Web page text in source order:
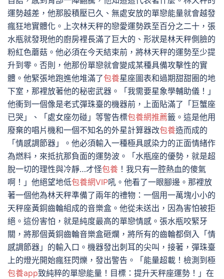
運勢越差，他那股積壓已久、無處安放的單戀能量就會越發
瘋狂地實體化。上次林天秤的戀愛運勢跌至百分之二十，張
水瓶就發現他的廚房裡長滿了巨大的、形狀是林天秤側臉的
粉紅色蘑菇。他必須在今天結束前，將林天秤的運勢至少提
升到零。否則，他那份單戀就會變成某種具備攻擊性的實
體。他緊張地跑進他堆滿了包養星座圖表和過期甜甜圈的地
下室，那裡放著他的秘密武器。「我需要星象學輔助儀！」
他衝到一個像是老式彈珠臺的機器前，上面貼滿了「巨蟹座
已哭」、「處女座勿碰」等警告標包養網推薦籤。這是他用
廢棄的唱片機和一個不知名的外星計算器改包養造而成的
「情感調節器」。他必須輸入一種極具感染力的正面情緒作
為燃料，來抵抗那負面的運勢波。「水瓶座的優勢，就是超
脫一切的理性與冷靜…才怪包養 ！我只有一腔熱血的傻氣
啊！」他絕望地低包養網VIP吼。他看了一眼腳邊。那裡放
著一個他為林天秤準備了兩年的禮物：一個用一萬塊小小的
天秤座黃銅齒輪組成的音樂盒。他從未送出，因為害怕被拒
絕。這份害怕，就是純度最高的單戀情感。張水瓶咬緊牙
關，將那個黃銅齒輪音樂盒砸爛，將所有的齒輪都倒入「情
感調節器」的輸入口。機器發出刺耳的尖叫，接著，彈珠臺
上的燈光開始瘋狂閃爍，發出警告。「能量超載！檢測到極
包養app致純粹的單戀能量！目標：提升天秤座運勢！」在